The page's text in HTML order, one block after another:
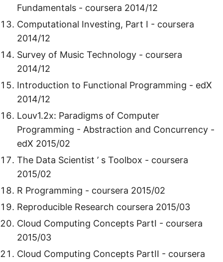
Fundamentals - coursera 2014/12
Computational Investing, Part I - coursera
2014/12
Survey of Music Technology - coursera
2014/12
Introduction to Functional Programming - edX
2014/12
Louv1.2x: Paradigms of Computer
Programming - Abstraction and Concurrency -
edX 2015/02
The Data Scientist ’ s Toolbox - coursera
2015/02
R Programming - coursera 2015/02
Reproducible Research coursera 2015/03
Cloud Computing Concepts PartI - coursera
2015/03
Cloud Computing Concepts PartII - coursera